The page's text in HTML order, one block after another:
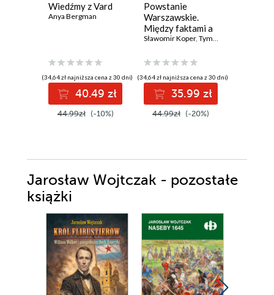
Wiedźmy z Vard
Anya Bergman
(34,64 zł najniższa cena z 30 dni)
40.49 zł
44.99zł (-10%)
Powstanie
Warszawskie.
Między faktami a
legendą
Sławomir Koper, Tymoteusz Pawłowski
(34,64 zł najniższa cena z 30 dni)
35.99 zł
44.99zł (-20%)
Jarosław Wojtczak - pozostałe
książki